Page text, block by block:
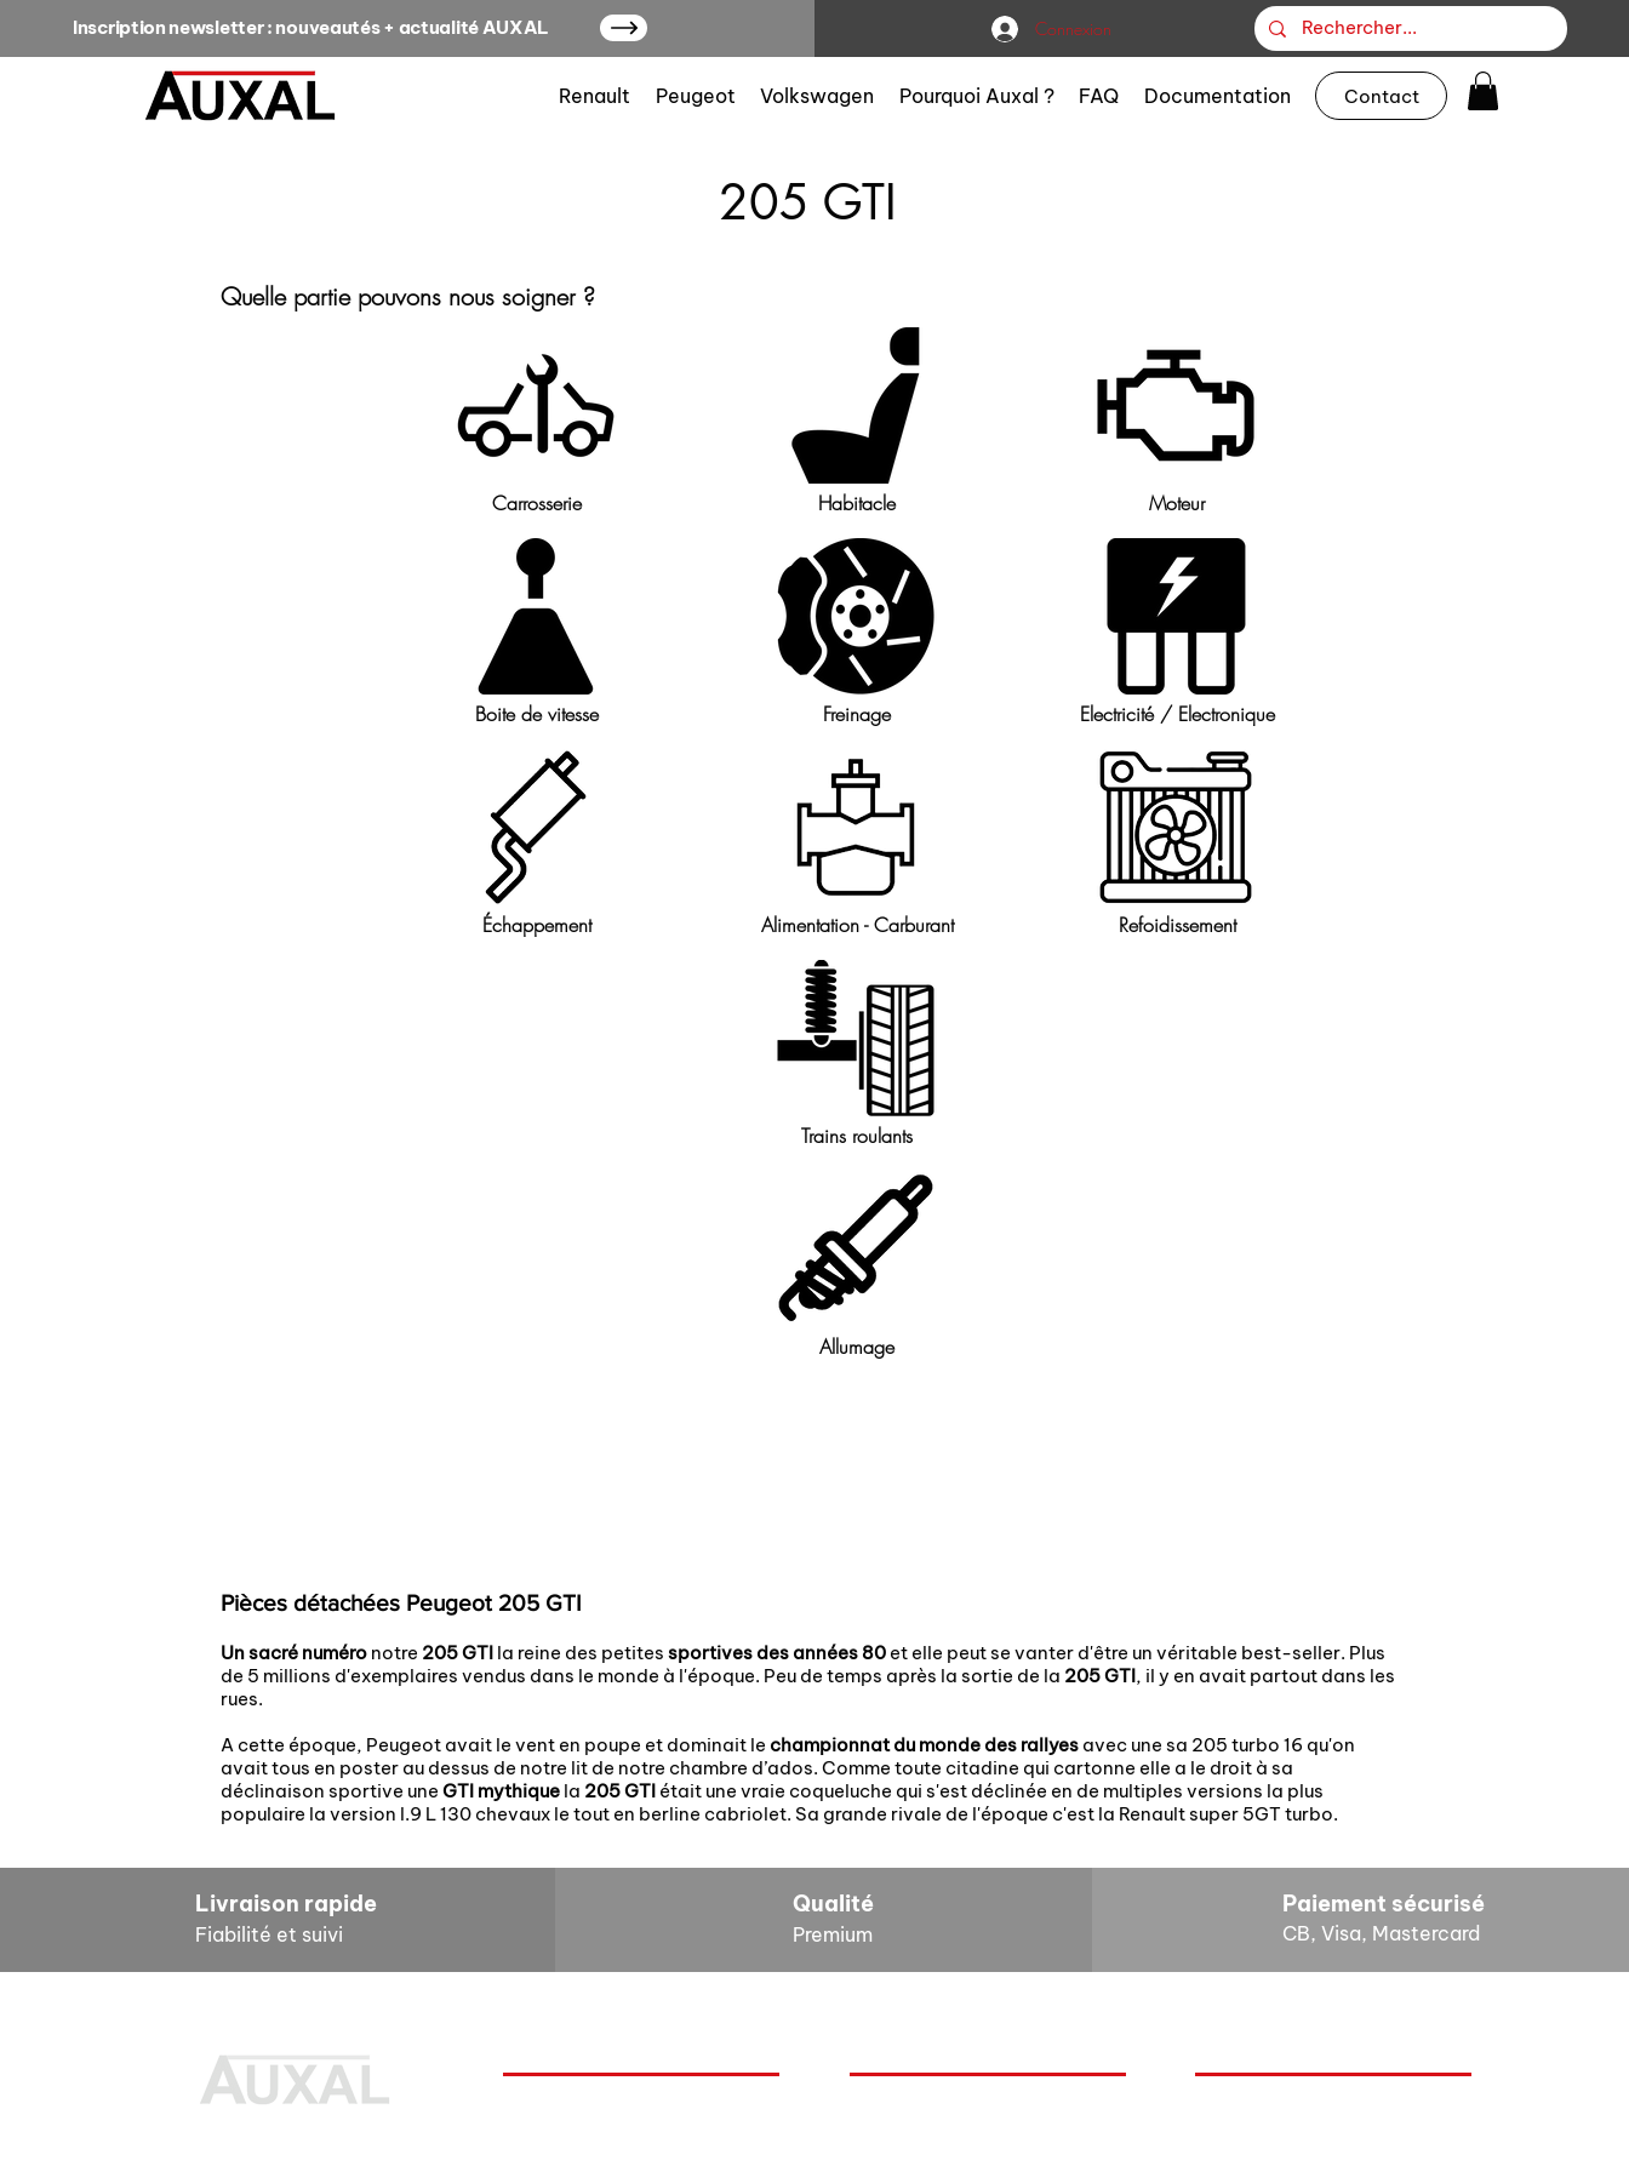
Inscription newsletter : nouveautés + actualité AUXAL Connexion
Renault Peugeot Volkswagen Pourquoi Auxal ? FAQ Documentation Contact
205 GTI
Quelle partie pouvons nous soigner ?
Carrosserie
Boite de vitesse
Échappement
Habitacle
Freinage
Alimentation - Carburant
Moteur
Electricité / Electronique
Refoidissement
Trains roulants
Allumage
Pièces détachées Peugeot 205 GTI
Un sacré numéro notre 205 GTI la reine des petites sportives des années 80 et elle peut se vanter d'être un véritable best-seller. Plus
de 5 millions d'exemplaires vendus dans le monde à l'époque. Peu de temps après la sortie de la 205 GTI, il y en avait partout dans les
rues.
A cette époque, Peugeot avait le vent en poupe et dominait le championnat du monde des rallyes avec une sa 205 turbo 16 qu'on
avait tous en poster au dessus de notre lit de notre chambre d’ados. Comme toute citadine qui cartonne elle a le droit à sa
déclinaison sportive une GTI mythique la 205 GTI était une vraie coqueluche qui s'est déclinée en de multiples versions la plus
populaire la version l.9 L 130 chevaux le tout en berline cabriolet. Sa grande rivale de l'époque c'est la Renault super 5GT turbo.
Livraison rapide
Fiabilité et suivi
Qualité
Premium
Paiement sécurisé
CB, Visa, Mastercard